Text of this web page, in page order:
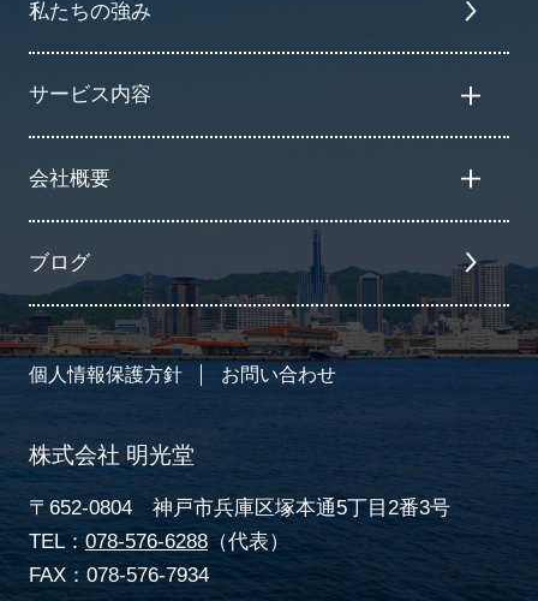
私たちの強み
サービス内容
会社概要
ブログ
個人情報保護方針 お問い合わせ
株式会社 明光堂
〒652-0804 神戸市兵庫区塚本通5丁目2番3号
TEL： 078-576-6288（代表）
FAX：078-576-7934